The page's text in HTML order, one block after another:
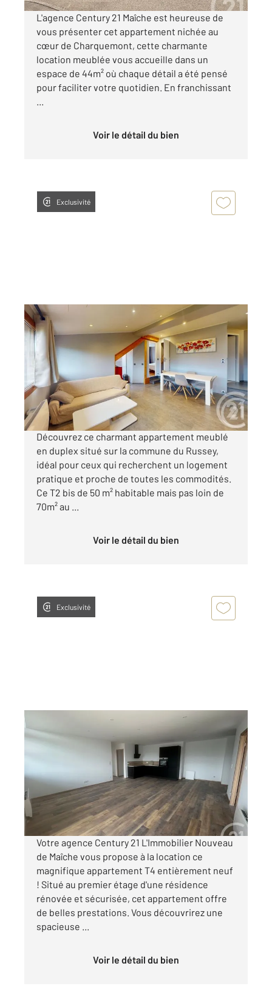
L'agence Century 21 Maîche est heureuse de
vous présenter cet appartement nichée au
cœur de Charquemont, cette charmante
location meublée vous accueille dans un
espace de 44m² où chaque détail a été pensé
pour faciliter votre quotidien. En franchissant
...
Voir le détail du bien
Exclusivité
LE RUSSEY 25
50,25 m , 3 pièces
Ref : 7679
Appartement F2 Bis à louer
700 €
par mois charges comprises
Découvrez ce charmant appartement meublé
en duplex situé sur la commune du Russey,
idéal pour ceux qui recherchent un logement
pratique et proche de toutes les commodités.
Ce T2 bis de 50 m² habitable mais pas loin de
70m² au ...
Voir le détail du bien
Exclusivité
86,75 m
, 4 pièces
Ref : 7686
Appartement F4 à louer
1 290 €
par mois charges comprises
Votre agence Century 21 L'Immobilier Nouveau
de Maîche vous propose à la location ce
magnifique appartement T4 entièrement neuf
! Situé au premier étage d'une résidence
rénovée et sécurisée, cet appartement offre
de belles prestations. Vous découvrirez une
spacieuse ...
Voir le détail du bien